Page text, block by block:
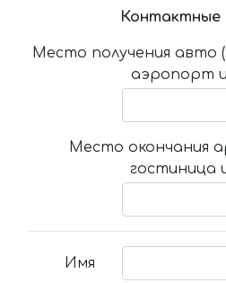
Контактные
Место получения авто
аэропорт
Место окончания
гостиница
Имя